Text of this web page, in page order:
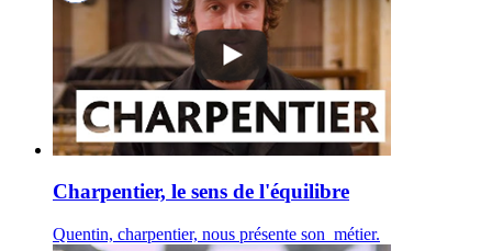
Charpentier, le sens de l'équilibre
Quentin, charpentier, nous présente son métier.